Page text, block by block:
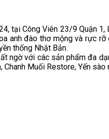
tại Công Viên 23/9 Quận 1,
anh đào thơ mộng và rực
thống Nhật Bản.
ngờ với các sản phẩm đa
Muối Restore, Yến